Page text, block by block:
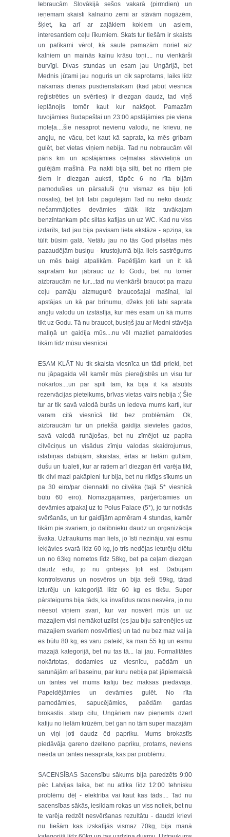
Iebraucām Slovākijā sešos vakarā (pirmdien) un
ieņemam skaisti kalnaino zemi ar stāvām nogāzēm,
šķiet, ka arī ar zaļākiem kokiem un asiem,
interesantiem ceļu līkumiem. Skats tur tiešām ir skaists
un patīkami vērot, kā saule pamazām noriet aiz
kalniem un mainās kalnu krāsu toņi.... nu vienkārši
burvīgi. Divas stundas un esam jau Ungārijā, bet
Mednis jūtami jau noguris un cik saprotams, laiks līdz
nākamās dienas pusdienslaikam (kad jābūt viesnīcā
reģistrēties un svērties) ir diezgan daudz, tad viņš
ieplānojis tomēr kaut kur nakšņot. Pamazām
tuvojāmies Budapeštai un 23:00 apstājāmies pie viena
moteļa....šie nesaprot nevienu valodu, ne krievu, ne
angļu, ne vācu, bet kaut kā saprata, ka mēs gribam
gulēt, bet vietas viņiem nebija. Tad nu nobraucām vēl
pāris km un apstājāmies ceļmalas stāvvietiņā un
gulējām mašīnā. Pa nakti bija silti, bet no rītiem pie
šiem ir diezgan auksti, tāpēc 6 no rīta bijām
pamodušies un pārsaluši (nu vismaz es biju ļoti
nosalis), bet ļoti labi pagulējām Tad nu neko daudz
nečammājoties devāmies tālāk līdz tuvākajam
benzīntankam pēc siltas kafijas un uz WC. Kad nu viss
izdarīts, tad jau bija pavisam liela ekstāze - apziņa, ka
tūlīt būsim galā. Netālu jau no tās God pilsētas mēs
pazaudējām busiņu - krustojumā bija liels sastrēgums
un mēs baigi atpalikām. Papētījām karti un it kā
sapratām kur jābrauc uz to Godu, bet nu tomēr
aizbraucām ne tur....tad nu vienkārši braucot pa mazu
ceļu pamāju aizmugurē braucošajai mašīnai, lai
apstājas un kā par brīnumu, džeks ļoti labi saprata
angļu valodu un izstāstīja, kur mēs esam un kā mums
tikt uz Godu. Tā nu braucot, busiņš jau ar Medni stāvēja
maliņā un gaidīja mūs....nu vēl mazliet pamaldoties
tikām līdz mūsu viesnīcai.
ESAM KLĀT Nu tik skaista viesnīca un tādi prieki, bet
nu jāpagaida vēl kamēr mūs piereģistrēs un visu tur
nokārtos....un par spīti tam, ka bija it kā atsūtīts
rezervācijas pieteikums, brīvas vietas vairs nebija :( Šie
tur ar tik savā valodā burās un iedeva mums karti, kur
varam citā viesnīcā tikt bez problēmām. Ok,
aizbraucām tur un priekšā gaidīja sievietes gados,
savā valodā runājošas, bet nu zīmējot uz papīra
cilvēciņus un visādus zīmju valodas skaidrojumus,
istabiņas dabūjām, skaistas, ērtas ar lielām gultām,
dušu un tualeti, kur ar ratiem arī diezgan ērti varēja tikt,
tik divi mazi pakāpieni tur bija, bet nu riktīgs sīkums un
pa 30 eiro/par diennakti no cilvēka (tajā 5* viesnīcā
būtu 60 eiro). Nomazgājāmies, pārģērbāmies un
devāmies atpakaļ uz to Polus Palace (5*), jo tur notikās
svēršanās, un tur gaidījām apmēram 4 stundas, kamēr
tikām pie svariem, jo dalībnieku daudz un organizācija
švaka. Uztraukums man liels, jo īsti nezināju, vai esmu
iekļāvies svarā līdz 60 kg, jo trīs nedēļas ieturēju diētu
un no 63kg nometos līdz 58kg, bet pa ceļam diezgan
daudz ēdu, jo nu gribējās ļoti ēst. Dabūjām
kontrolsvarus un nosvēros un bija tieši 59kg, tātad
izturēju un kategorijā līdz 60 kg es tikšu. Super
pārsteigums bija tāds, ka invalīdus ratos nesvēra, jo nu
nēesot viņiem svari, kur var nosvērt mūs un uz
mazajiem visi nemākot uzlīst (es jau biju satrenējies uz
mazajiem svariem nosvērties) un tad nu bez maz vai ja
es būtu 80 kg, es varu pateikt, ka man 55 kg un esmu
mazajā kategorijā, bet nu tas tā... lai jau. Formalitātes
nokārtotas, dodamies uz viesnīcu, paēdām un
sarunājām arī baseinu, par kuru nebija pat jāpiemaksā
un tantes vēl mums kafiju bez maksas piedāvāja.
Papeldējāmies un devāmies gulēt. No rīta
pamodāmies, sapucējāmies, paēdām gardas
brokastis....starp citu, Ungāriem nav pieņemts dzert
kafiju no lielām krūzēm, bet gan no tām super mazajām
un viņi ļoti daudz ēd papriku. Mums brokastīs
piedāvāja gareno dzelteno papriku, protams, neviens
neēda un tantes nesaprata, kas par problēmu.
SACENSĪBAS Sacensību sākums bija paredzēts 9:00
pēc Latvijas laika, bet nu atlika līdz 12:00 tehnisku
problēmu dēļ - elektrība vai kaut kas tāds.... Tad nu
sacensības sākās, iesildam rokas un viss notiek, bet nu
te varēja redzēt nesvēršanas rezultātu - daudzi krievi
nu tiešām kas izskatījās vismaz 70kg, bija manā